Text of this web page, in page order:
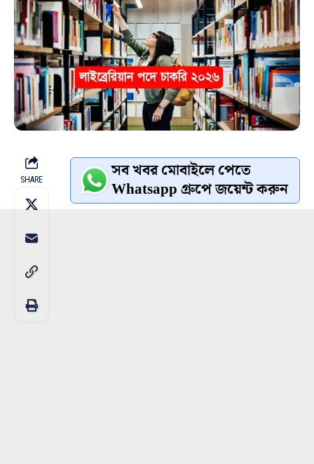
SHARE সব খবর মোবাইলে পেতে
Whatsapp গ্রুপে জয়েন্ট করুন